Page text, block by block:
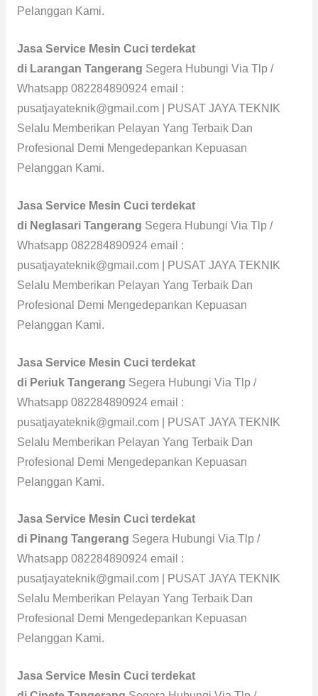
Pelanggan Kami.
Jasa Service Mesin Cuci terdekat
di Larangan Tangerang Segera Hubungi Via Tlp /
Whatsapp 082284890924 email :
pusatjayateknik@gmail.com | PUSAT JAYA TEKNIK
Selalu Memberikan Pelayan Yang Terbaik Dan
Profesional Demi Mengedepankan Kepuasan
Pelanggan Kami.
Jasa Service Mesin Cuci terdekat
di Neglasari Tangerang Segera Hubungi Via Tlp /
Whatsapp 082284890924 email :
pusatjayateknik@gmail.com | PUSAT JAYA TEKNIK
Selalu Memberikan Pelayan Yang Terbaik Dan
Profesional Demi Mengedepankan Kepuasan
Pelanggan Kami.
Jasa Service Mesin Cuci terdekat
di Periuk Tangerang Segera Hubungi Via Tlp /
Whatsapp 082284890924 email :
pusatjayateknik@gmail.com | PUSAT JAYA TEKNIK
Selalu Memberikan Pelayan Yang Terbaik Dan
Profesional Demi Mengedepankan Kepuasan
Pelanggan Kami.
Jasa Service Mesin Cuci terdekat
di Pinang Tangerang Segera Hubungi Via Tlp /
Whatsapp 082284890924 email :
pusatjayateknik@gmail.com | PUSAT JAYA TEKNIK
Selalu Memberikan Pelayan Yang Terbaik Dan
Profesional Demi Mengedepankan Kepuasan
Pelanggan Kami.
Jasa Service Mesin Cuci terdekat